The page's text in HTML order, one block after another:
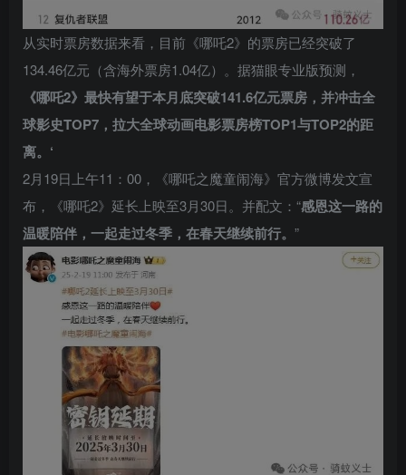
从实时票房数据来看，目前《哪吒2》的票房已经突破了
134.46亿元（含海外票房1.04亿）。据猫眼专业版预测，
《哪吒2》最快有望于本月底突破141.6亿元票房，并冲击全
球影史TOP7，拉大全球动画电影票房榜TOP1与TOP2的距
离。‘
2月19日上午11：00，《哪吒之魔童闹海》官方微博发文宣
布，《哪吒2》延长上映至3月30日。并配文：“感恩这一路的
温暖陪伴，一起走过冬季，在春天继续前行。 ”